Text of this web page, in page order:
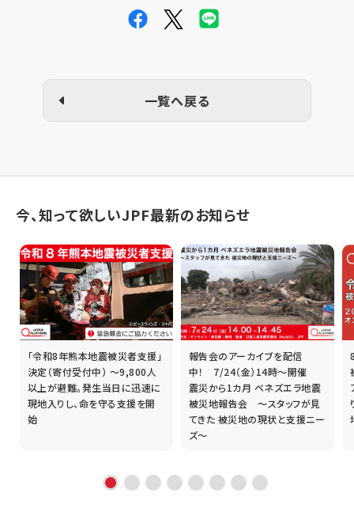
一覧へ戻る
今、知って欲しいJPF最新のお知らせ
「令和8年熊本地震被災者支援」
決定（寄付受付中） ～9,800人
以上が避難。発生当日に迅速に
現地入りし、命を守る支援を開
始
報告会のアーカイブを配信
中！ 7/24（金）14時～開催
震災から1カ月 ベネズエラ地震
被災地報告会 ～スタッフが見
てきた 被災地の現状と支援ニー
ズ～